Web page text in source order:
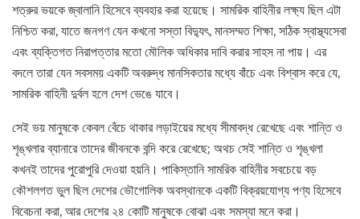
শত্রুর ভয়কে জ্বালানি হিসেবে ব্যবহার করা হয়েছে। সামরিক বাহিনীর লক্ষ্য ছিল এটা
নিশ্চিত করা, যাতে জনগণ যেন কখনো সস্তা বিদ্যুৎ, মানসম্মত শিক্ষা, সঠিক স্বাস্থ্যসেবা
এবং ব্যক্তিগত নিরাপত্তার মতো মৌলিক অধিকার দাবি করার সাহস না পায়। এর
বদলে তারা যেন সবসময় একটি অবরুদ্ধ মানসিকতার মধ্যে বাঁচে এবং বিশ্বাস করে যে,
সামরিক বাহিনী দুর্বল হলে দেশ ভেঙে যাবে।
সেই ভয় মানুষকে কেবল বেঁচে থাকার লড়াইয়ের মধ্যে সীমাবদ্ধ রেখেছে এবং শান্তি ও
শৃঙ্খলার ব্যানারে তাদের জীবনকে বন্দি করে রেখেছে; অথচ সেই শান্তি ও শৃঙ্খলা
কখনই তাদের পুরোপুরি দেওয়া হয়নি। পাকিস্তানি সামরিক বাহিনীর সবচেয়ে বড়
কৌশলগত ভুল ছিল দেশের ভৌগোলিক অবস্থানকে একটি বিক্রয়যোগ্য পণ্য হিসেবে
বিবেচনা করা, আর দেশের ২৪ কোটি মানুষকে বোঝা এবং সমস্যা মনে করা।